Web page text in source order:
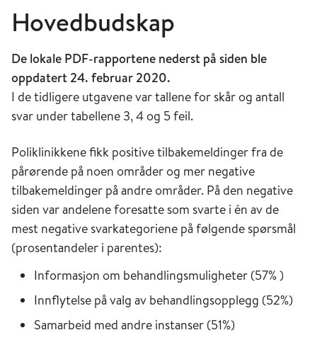
Hovedbudskap
De lokale PDF-rapportene nederst på siden ble
oppdatert 24. februar 2020.
I de tidligere utgavene var tallene for skår og antall
svar under tabellene 3, 4 og 5 feil.
Poliklinikkene fikk positive tilbakemeldinger fra de
pårørende på noen områder og mer negative
tilbakemeldinger på andre områder. På den negative
siden var andelene foresatte som svarte i én av de
mest negative svarkategoriene på følgende spørsmål
(prosentandeler i parentes):
Informasjon om behandlingsmuligheter (57% )
Innflytelse på valg av behandlingsopplegg (52%)
Samarbeid med andre instanser (51%)